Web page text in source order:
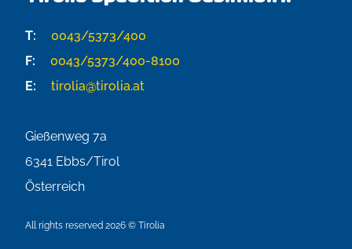
T:
0043/5373/400
F:
0043/5373/400-8100
E:
tirolia@tirolia.at
Gießenweg 7a
6341 Ebbs/Tirol
Österreich
All rights reserved 2026 © Tirolia